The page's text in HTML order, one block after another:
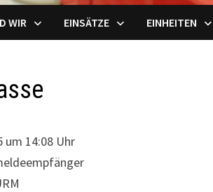
WIR EINSÄTZE EINHEITEN
um 14:08 Uhr